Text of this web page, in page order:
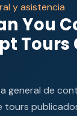
y asistencia
You
Tours
general de